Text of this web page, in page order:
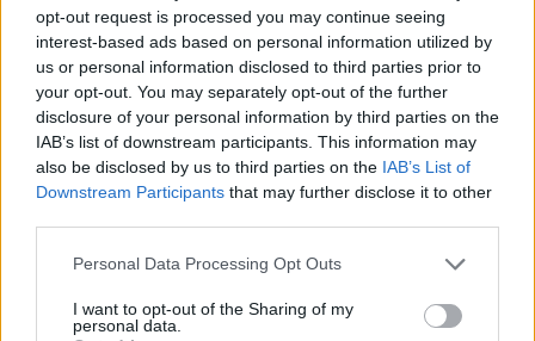
opt-out request is processed you may continue seeing
interest-based ads based on personal information utilized by
us or personal information disclosed to third parties prior to
your opt-out. You may separately opt-out of the further
disclosure of your personal information by third parties on the
IAB’s list of downstream participants. This information may
also be disclosed by us to third parties on the IAB’s List of
Downstream Participants that may further disclose it to other
Personal Data Processing Opt Outs
I want to opt-out of the Sharing of my
personal data.
persona del presidente ing. Riccardo Costagliola, un
motoveicolo Vespa brandizzato con la livrea della Polizia
di Stato, che verrà esposto nei vari eventi che
caratterizzeranno la kermesse e che, condotta da un
operatore in divisa appartenente a questo Ufficio, aprirà
anche la sfilata ufficiale di tutti i Vespa Club nella
partendo dal Comune di Pontedera toccherà alcuni borghi
e comuni della provincia pisana. A conclusione dell’evento